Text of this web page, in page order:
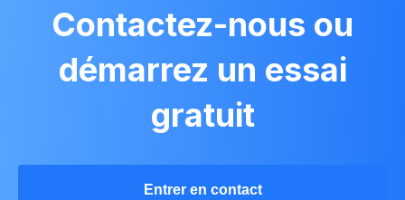
Contactez-nous ou
démarrez un essai
gratuit
Entrer en contact